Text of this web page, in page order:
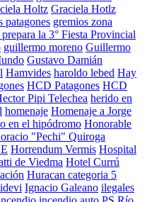
Holtz Graciela Hotlz
patagones gremios zona
la 3° Fiesta Provincial
guillermo moreno Guillermo
Gustavo Damián
Hamvides haroldo lebed Hay
HCD Patagones HCD
Pipi Telechea herido en
homenaje Homenaje a Jorge
en el hipódromo Honorable
"Pechi" Quiroga
Horrendum Vermis Hospital
de Viedma Hotel Currú
Huracan categoria 5
idevi Ignacio Galeano ilegales